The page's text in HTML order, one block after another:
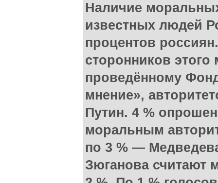
Наличие
известных людей
процентов
сторонников этого
проведённому
мнение»,
Путин. 4 %
моральным
по 3 % —
Зюганова считают